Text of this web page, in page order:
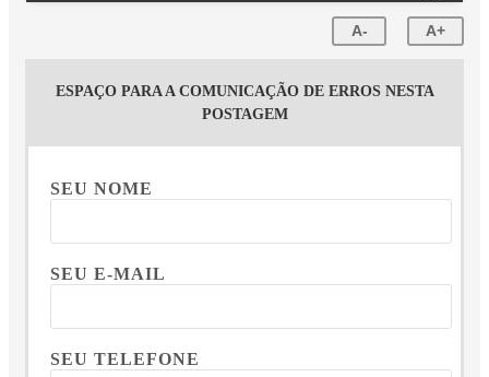
A- A+
ESPAÇO PARA A COMUNICAÇÃO DE ERROS NESTA
POSTAGEM
SEU NOME
SEU E-MAIL
SEU TELEFONE